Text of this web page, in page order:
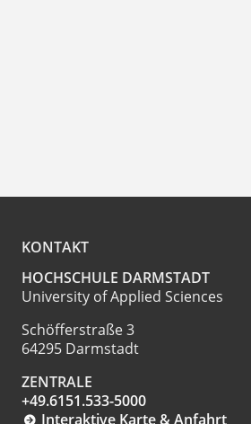
KONTAKT
HOCHSCHULE DARMSTADT
University of Applied Sciences
Schöfferstraße 3
64295 Darmstadt
ZENTRALE
+49.6151.533-5000
Interaktive Karte & Anfahrt